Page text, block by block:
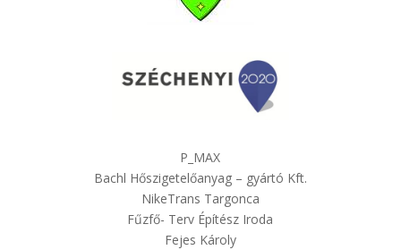
P_MAX
Bachl Hőszigetelőanyag – gyártó Kft.
NikeTrans Targonca
Fűzfő- Terv Építész Iroda
Fejes Károly